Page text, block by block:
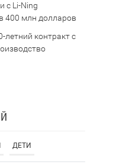
с Li-Ning
400 млн долларов
летний контракт с
ДЕТИ